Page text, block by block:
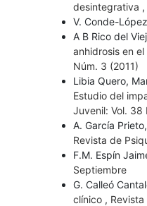
desintegrativa ,
V. Conde-
A B Rico del
anhidrosis en
Núm. 3 (2011)
Libia Quero,
Estudio del
Juvenil: Vol. 38
A. García
Revista de
F.M. Espín
Septiembre
G. Calleó
clínico ,